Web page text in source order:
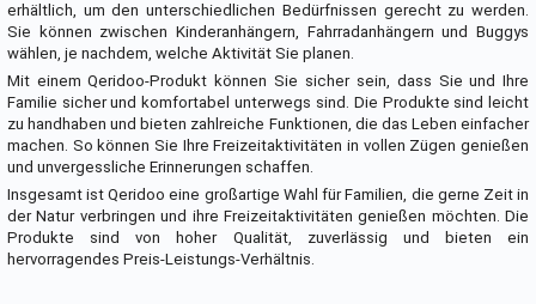
erhältlich, um den unterschiedlichen Bedürfnissen gerecht zu werden.
Sie können zwischen Kinderanhängern, Fahrradanhängern und Buggys
wählen, je nachdem, welche Aktivität Sie planen.
Mit einem Qeridoo-Produkt können Sie sicher sein, dass Sie und Ihre
Familie sicher und komfortabel unterwegs sind. Die Produkte sind leicht
zu handhaben und bieten zahlreiche Funktionen, die das Leben einfacher
machen. So können Sie Ihre Freizeitaktivitäten in vollen Zügen genießen
und unvergessliche Erinnerungen schaffen.
Insgesamt ist Qeridoo eine großartige Wahl für Familien, die gerne Zeit in
der Natur verbringen und ihre Freizeitaktivitäten genießen möchten. Die
Produkte sind von hoher Qualität, zuverlässig und bieten ein
hervorragendes Preis-Leistungs-Verhältnis.